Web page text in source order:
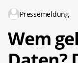
Pressemeldung
Wem